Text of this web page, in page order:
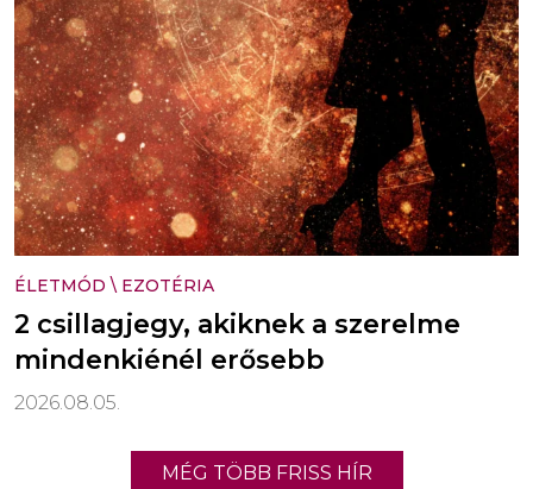
ÉLETMÓD \ EZOTÉRIA
2 csillagjegy, akiknek a szerelme
mindenkiénél erősebb
2026.08.05.
MÉG TÖBB FRISS HÍR